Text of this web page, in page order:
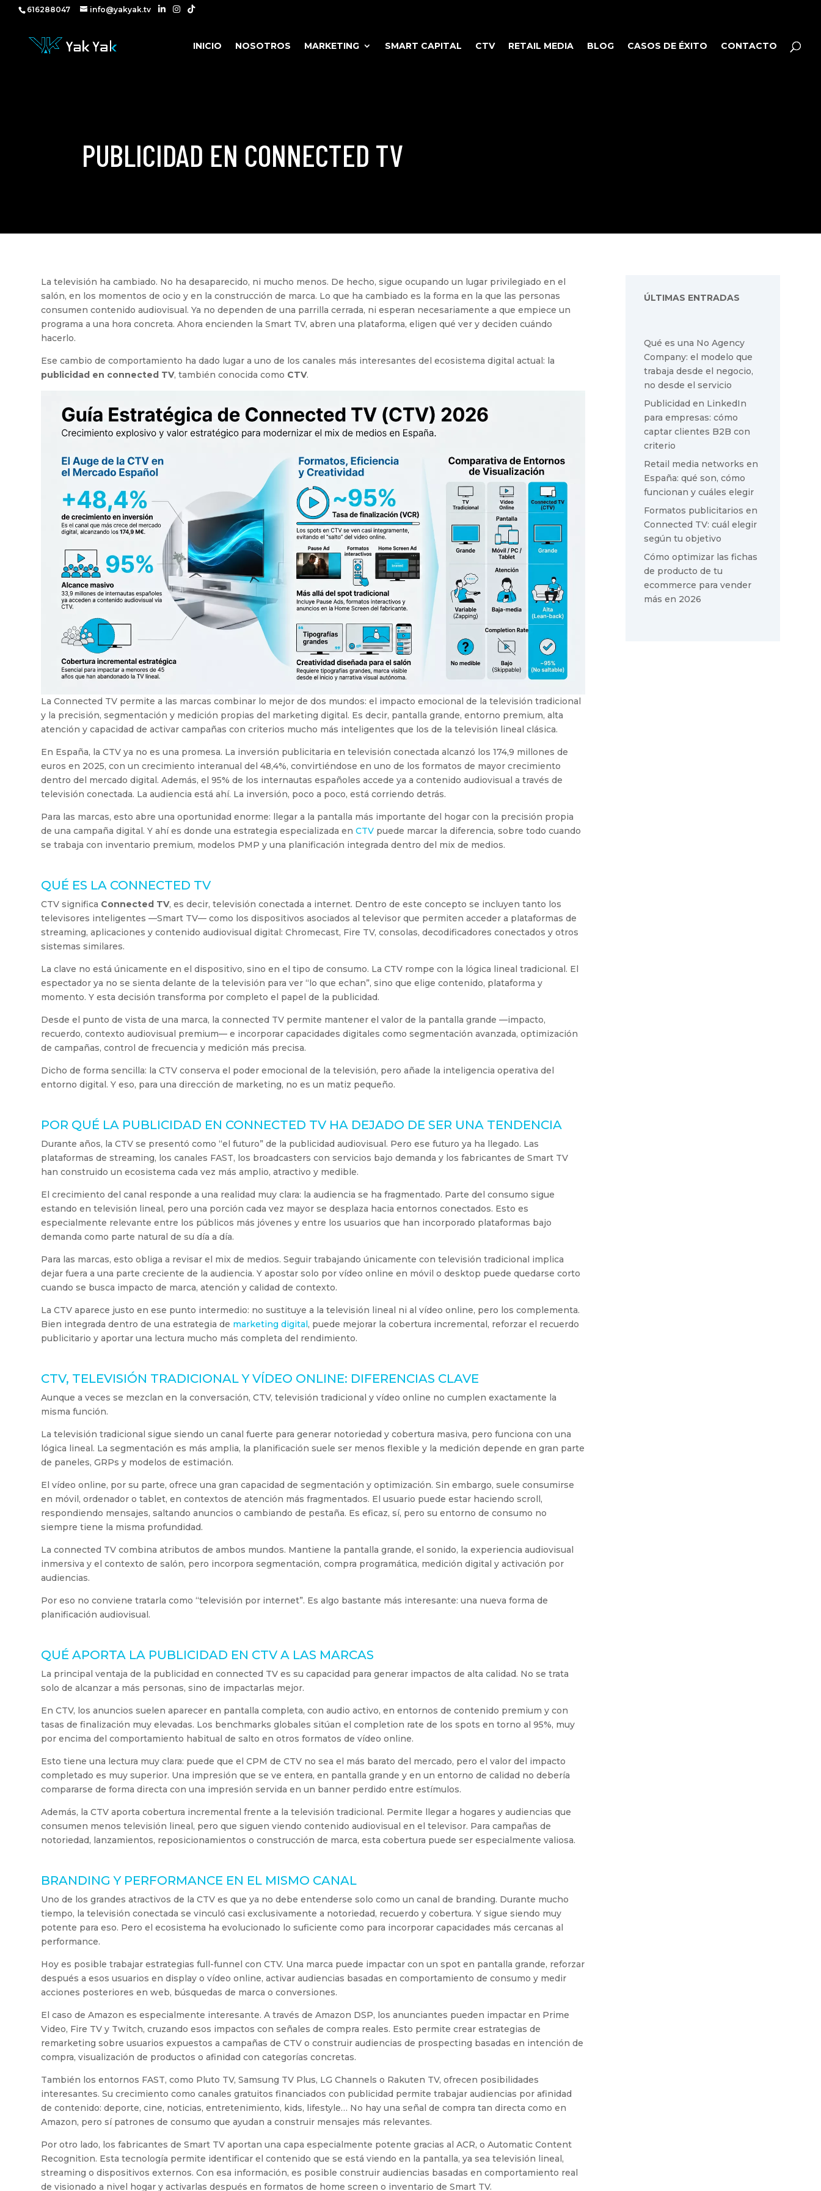
616288047616288047 info@yakyak.tv
INICIO NOSOTROS MARKETING SMART CAPITAL CTV RETAIL MEDIA BLOG CASOS DE ÉXITO CONTACTO
PUBLICIDAD EN CONNECTED TV
La televisión ha cambiado. No ha desaparecido, ni mucho menos. De hecho, sigue ocupando un lugar privilegiado en el
salón, en los momentos de ocio y en la construcción de marca. Lo que ha cambiado es la forma en la que las personas
consumen contenido audiovisual. Ya no dependen de una parrilla cerrada, ni esperan necesariamente a que empiece un
programa a una hora concreta. Ahora encienden la Smart TV, abren una plataforma, eligen qué ver y deciden cuándo
hacerlo.
Ese cambio de comportamiento ha dado lugar a uno de los canales más interesantes del ecosistema digital actual: la
publicidad en connected TV, también conocida como CTV.
La Connected TV permite a las marcas combinar lo mejor de dos mundos: el impacto emocional de la televisión tradicional
y la precisión, segmentación y medición propias del marketing digital. Es decir, pantalla grande, entorno premium, alta
atención y capacidad de activar campañas con criterios mucho más inteligentes que los de la televisión lineal clásica.
En España, la CTV ya no es una promesa. La inversión publicitaria en televisión conectada alcanzó los 174,9 millones de
euros en 2025, con un crecimiento interanual del 48,4%, convirtiéndose en uno de los formatos de mayor crecimiento
dentro del mercado digital. Además, el 95% de los internautas españoles accede ya a contenido audiovisual a través de
televisión conectada. La audiencia está ahí. La inversión, poco a poco, está corriendo detrás.
Para las marcas, esto abre una oportunidad enorme: llegar a la pantalla más importante del hogar con la precisión propia
de una campaña digital. Y ahí es donde una estrategia especializada enCTV puede marcar la diferencia, sobre todo cuando
se trabaja con inventario premium, modelos PMP y una planificación integrada dentro del mix de medios.
QUÉ ES LA CONNECTED TV
CTV significa Connected TV, es decir, televisión conectada a internet. Dentro de este concepto se incluyen tanto los
televisores inteligentes —Smart TV— como los dispositivos asociados al televisor que permiten acceder a plataformas de
streaming, aplicaciones y contenido audiovisual digital: Chromecast, Fire TV, consolas, decodificadores conectados y otros
sistemas similares.
La clave no está únicamente en el dispositivo, sino en el tipo de consumo. La CTV rompe con la lógica lineal tradicional. El
espectador ya no se sienta delante de la televisión para ver “lo que echan”, sino que elige contenido, plataforma y
momento. Y esta decisión transforma por completo el papel de la publicidad.
Desde el punto de vista de una marca, la connected TV permite mantener el valor de la pantalla grande —impacto,
recuerdo, contexto audiovisual premium— e incorporar capacidades digitales como segmentación avanzada, optimización
de campañas, control de frecuencia y medición más precisa.
Dicho de forma sencilla: la CTV conserva el poder emocional de la televisión, pero añade la inteligencia operativa del
entorno digital. Y eso, para una dirección de marketing, no es un matiz pequeño.
POR QUÉ LA PUBLICIDAD EN CONNECTED TV HA DEJADO DE SER UNA TENDENCIA
Durante años, la CTV se presentó como “el futuro” de la publicidad audiovisual. Pero ese futuro ya ha llegado. Las
plataformas de streaming, los canales FAST, los broadcasters con servicios bajo demanda y los fabricantes de Smart TV
han construido un ecosistema cada vez más amplio, atractivo y medible.
El crecimiento del canal responde a una realidad muy clara: la audiencia se ha fragmentado. Parte del consumo sigue
estando en televisión lineal, pero una porción cada vez mayor se desplaza hacia entornos conectados. Esto es
especialmente relevante entre los públicos más jóvenes y entre los usuarios que han incorporado plataformas bajo
demanda como parte natural de su día a día.
Para las marcas, esto obliga a revisar el mix de medios. Seguir trabajando únicamente con televisión tradicional implica
dejar fuera a una parte creciente de la audiencia. Y apostar solo por vídeo online en móvil o desktop puede quedarse corto
cuando se busca impacto de marca, atención y calidad de contexto.
La CTV aparece justo en ese punto intermedio: no sustituye a la televisión lineal ni al vídeo online, pero los complementa.
Bien integrada dentro de una estrategia de marketing digital, puede mejorar la cobertura incremental, reforzar el recuerdo
publicitario y aportar una lectura mucho más completa del rendimiento.
CTV, TELEVISIÓN TRADICIONAL Y VÍDEO ONLINE: DIFERENCIAS CLAVE
Aunque a veces se mezclan en la conversación, CTV, televisión tradicional y vídeo online no cumplen exactamente la
misma función.
La televisión tradicional sigue siendo un canal fuerte para generar notoriedad y cobertura masiva, pero funciona con una
lógica lineal. La segmentación es más amplia, la planificación suele ser menos flexible y la medición depende en gran parte
de paneles, GRPs y modelos de estimación.
El vídeo online, por su parte, ofrece una gran capacidad de segmentación y optimización. Sin embargo, suele consumirse
en móvil, ordenador o tablet, en contextos de atención más fragmentados. El usuario puede estar haciendo scroll,
respondiendo mensajes, saltando anuncios o cambiando de pestaña. Es eficaz, sí, pero su entorno de consumo no
siempre tiene la misma profundidad.
La connected TV combina atributos de ambos mundos. Mantiene la pantalla grande, el sonido, la experiencia audiovisual
inmersiva y el contexto de salón, pero incorpora segmentación, compra programática, medición digital y activación por
audiencias.
Por eso no conviene tratarla como “televisión por internet”. Es algo bastante más interesante: una nueva forma de
planificación audiovisual.
QUÉ APORTA LA PUBLICIDAD EN CTV A LAS MARCAS
La principal ventaja de la publicidad en connected TV es su capacidad para generar impactos de alta calidad. No se trata
solo de alcanzar a más personas, sino de impactarlas mejor.
En CTV, los anuncios suelen aparecer en pantalla completa, con audio activo, en entornos de contenido premium y con
tasas de finalización muy elevadas. Los benchmarks globales sitúan el completion rate de los spots en torno al 95%, muy
por encima del comportamiento habitual de salto en otros formatos de vídeo online.
Esto tiene una lectura muy clara: puede que el CPM de CTV no sea el más barato del mercado, pero el valor del impacto
completado es muy superior. Una impresión que se ve entera, en pantalla grande y en un entorno de calidad no debería
compararse de forma directa con una impresión servida en un banner perdido entre estímulos.
Además, la CTV aporta cobertura incremental frente a la televisión tradicional. Permite llegar a hogares y audiencias que
consumen menos televisión lineal, pero que siguen viendo contenido audiovisual en el televisor. Para campañas de
notoriedad, lanzamientos, reposicionamientos o construcción de marca, esta cobertura puede ser especialmente valiosa.
BRANDING Y PERFORMANCE EN EL MISMO CANAL
Uno de los grandes atractivos de la CTV es que ya no debe entenderse solo como un canal de branding. Durante mucho
tiempo, la televisión conectada se vinculó casi exclusivamente a notoriedad, recuerdo y cobertura. Y sigue siendo muy
potente para eso. Pero el ecosistema ha evolucionado lo suficiente como para incorporar capacidades más cercanas al
performance.
Hoy es posible trabajar estrategias full-funnel con CTV. Una marca puede impactar con un spot en pantalla grande, reforzar
después a esos usuarios en display o vídeo online, activar audiencias basadas en comportamiento de consumo y medir
acciones posteriores en web, búsquedas de marca o conversiones.
El caso de Amazon es especialmente interesante. A través de Amazon DSP, los anunciantes pueden impactar en Prime
Video, Fire TV y Twitch, cruzando esos impactos con señales de compra reales. Esto permite crear estrategias de
remarketing sobre usuarios expuestos a campañas de CTV o construir audiencias de prospecting basadas en intención de
compra, visualización de productos o afinidad con categorías concretas.
También los entornos FAST, como Pluto TV, Samsung TV Plus, LG Channels o Rakuten TV, ofrecen posibilidades
interesantes. Su crecimiento como canales gratuitos financiados con publicidad permite trabajar audiencias por afinidad
de contenido: deporte, cine, noticias, entretenimiento, kids, lifestyle… No hay una señal de compra tan directa como en
Amazon, pero sí patrones de consumo que ayudan a construir mensajes más relevantes.
Por otro lado, los fabricantes de Smart TV aportan una capa especialmente potente gracias al ACR, o Automatic Content
Recognition. Esta tecnología permite identificar el contenido que se está viendo en la pantalla, ya sea televisión lineal,
streaming o dispositivos externos. Con esa información, es posible construir audiencias basadas en comportamiento real
de visionado a nivel hogar y activarlas después en formatos de home screen o inventario de Smart TV.
ÚLTIMAS ENTRADAS
Qué es una No Agency
Company: el modelo que
trabaja desde el negocio,
no desde el servicio
Publicidad en LinkedIn
para empresas: cómo
captar clientes B2B con
criterio
Retail media networks en
España: qué son, cómo
funcionan y cuáles elegir
Formatos publicitarios en
Connected TV: cuál elegir
según tu objetivo
Cómo optimizar las fichas
de producto de tu
ecommerce para vender
más en 2026